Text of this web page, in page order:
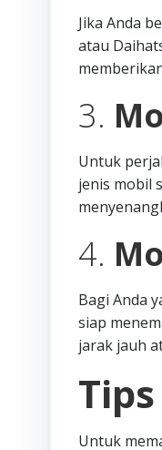
Jika Anda
atau
3.
Untuk
jenis mobil
4.
Bagi Anda
siap
jarak jauh
Untuk